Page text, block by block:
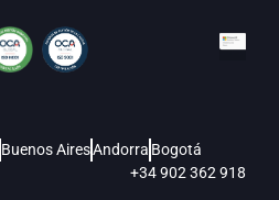
Buenos AiresAndorra Bogotá
+34 902 362 918